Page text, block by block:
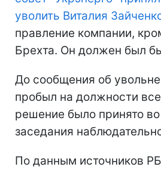
уволить Виталия
правление компании,
Брехта. Он должен был
До сообщения об
пробыл на должности
решение было принято
заседания
По данным источников